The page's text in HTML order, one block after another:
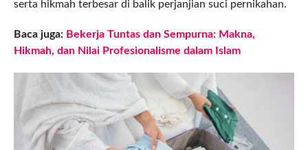
serta hikmah terbesar di balik perjanjian suci pernikahan.
Baca juga: Bekerja Tuntas dan Sempurna: Makna,
Hikmah, dan Nilai Profesionalisme dalam Islam